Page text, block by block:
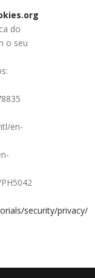
do
o seu
en-
security/privacy/